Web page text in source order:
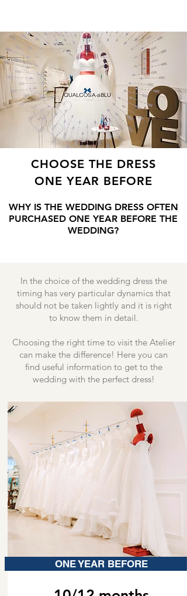
CHOOSE THE DRESS
ONE YEAR BEFORE
WHY IS THE WEDDING DRESS OFTEN
PURCHASED ONE YEAR BEFORE THE
WEDDING?
In the choice of the wedding dress the
timing has very particular dynamics that
should not be taken lightly and it is right
to know them in detail.
Choosing the right time to visit the Atelier
can make the difference! Here you can
find useful information to get to the
wedding with the perfect dress!
ONE YEAR BEFORE